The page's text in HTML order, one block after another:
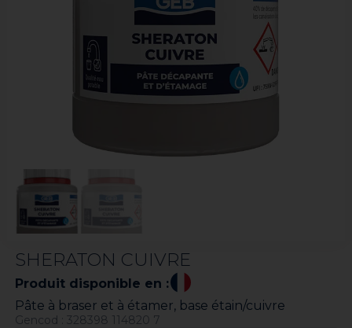
SHERATON CUIVRE
Produit disponible en :
Pâte à braser et à étamer, base étain/cuivre
Gencod : 328398 114820 7